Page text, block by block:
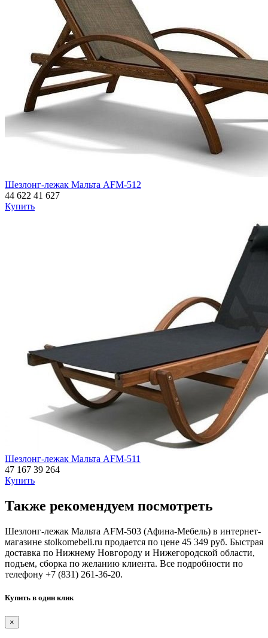
Шезлонг-лежак Мальта AFM-512
44 622 41 627
Купить
Шезлонг-лежак Мальта AFM-511
47 167 39 264
Купить
Также рекомендуем посмотреть
Шезлонг-лежак Мальта AFM-503 (Афина-Мебель) в интернет-
магазине stolkomebeli.ru продается по цене 45 349 руб. Быстрая
доставка по Нижнему Новгороду и Нижегородской области,
подъем, сборка по желанию клиента. Все подробности по
телефону +7 (831) 261-36-20.
Купить в один клик
×